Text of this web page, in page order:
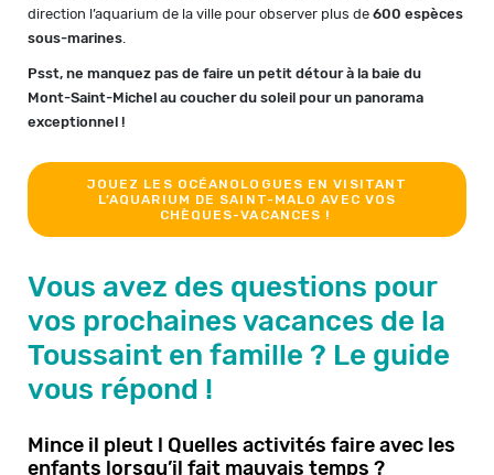
direction l’aquarium de la ville pour observer plus de 600 espèces
sous-marines.
Psst, ne manquez pas de faire un petit détour à la baie du
Mont-Saint-Michel au coucher du soleil pour un panorama
exceptionnel !
JOUEZ LES OCÉANOLOGUES EN VISITANT
L’AQUARIUM DE SAINT-MALO AVEC VOS
CHÈQUES-VACANCES !
Vous avez des questions pour
vos prochaines vacances de la
Toussaint en famille ? Le guide
vous répond !
Mince il pleut ! Quelles activités faire avec les
enfants lorsqu’il fait mauvais temps ?